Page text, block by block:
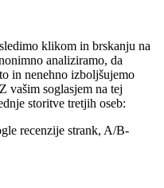
klikom in brskanju na
analiziramo, da
in nenehno izboljšujemo
vašim soglasjem na tej
storitve tretjih oseb:
recenzije strank, A/B-